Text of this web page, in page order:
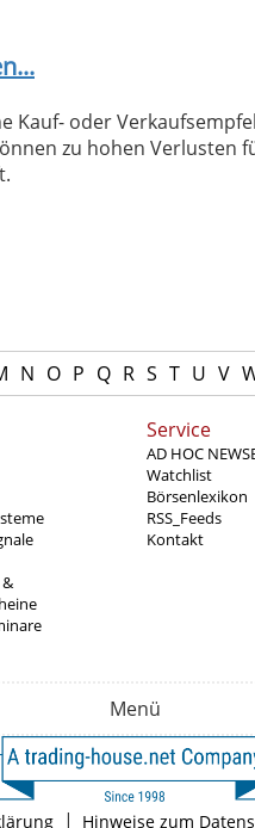
Kauf- oder
zu hohen Verlusten
N O P Q R S T U V
Service
AD HOC
Watchlist
Börsenlexikon
RSS_Feeds
Kontakt
Menü
| Hinweise zum